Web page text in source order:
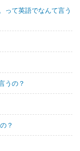
って英語でなんて言う
うの？
？